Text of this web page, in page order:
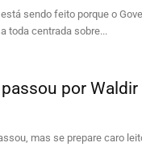
sendo feito porque o
toda centrada sobre...
por Waldir
mas se prepare caro